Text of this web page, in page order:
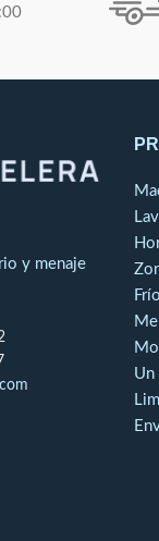
y máxima
a
y menaje
Frío
Un